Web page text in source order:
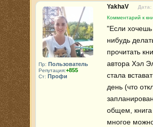
Пр: Пользователь
Репутация:+855
Ст: Профи
YakhaV
Дата:
Комментарий к
"Если
нибудь
прочитать
автора Хэл
стала
день (что
общем, книга
многое